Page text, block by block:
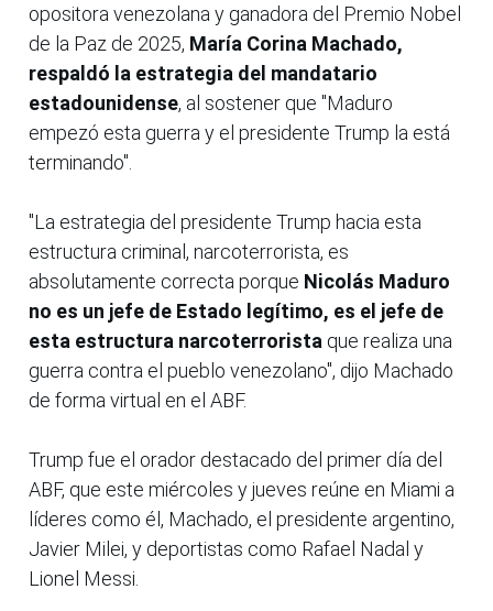
opositora venezolana y ganadora del Premio Nobel
de la Paz de 2025, María Corina Machado,
respaldó la estrategia del mandatario
estadounidense, al sostener que "Maduro
empezó esta guerra y el presidente Trump la está
terminando".
"La estrategia del presidente Trump hacia esta
estructura criminal, narcoterrorista, es
absolutamente correcta porque Nicolás Maduro
no es un jefe de Estado legítimo, es el jefe de
esta estructura narcoterrorista que realiza una
guerra contra el pueblo venezolano", dijo Machado
de forma virtual en el ABF.
Trump fue el orador destacado del primer día del
ABF, que este miércoles y jueves reúne en Miami a
líderes como él, Machado, el presidente argentino,
Javier Milei, y deportistas como Rafael Nadal y
Lionel Messi.